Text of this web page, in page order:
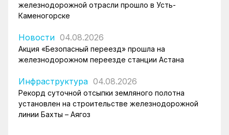
железнодорожной отрасли прошло в Усть-
Каменогорске
Новости 04.08.2026
Акция «Безопасный переезд» прошла на
железнодорожном переезде станции Астана
Инфраструктура 04.08.2026
Рекорд суточной отсыпки земляного полотна
установлен на строительстве железнодорожной
линии Бахты – Аягоз